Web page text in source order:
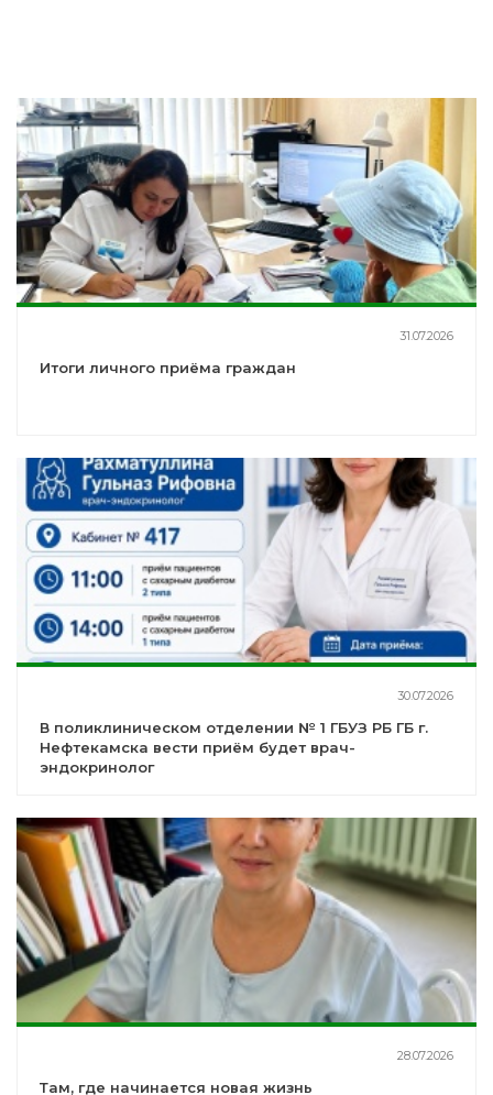
31.07.2026
Итоги личного приёма граждан
30.07.2026
В поликлиническом отделении № 1 ГБУЗ РБ ГБ г.
Нефтекамска вести приём будет врач-
эндокринолог
28.07.2026
Там, где начинается новая жизнь